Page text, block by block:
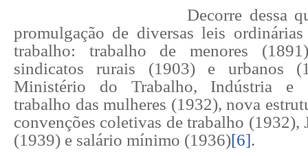
Decorre dessa
promulgação de diversas leis
trabalho: trabalho de menores
sindicatos rurais (1903) e urbanos
Ministério do Trabalho, Indústria e
trabalho das mulheres (1932), nova
convenções coletivas de trabalho (1932),
(1939) e salário mínimo (1936)[6].